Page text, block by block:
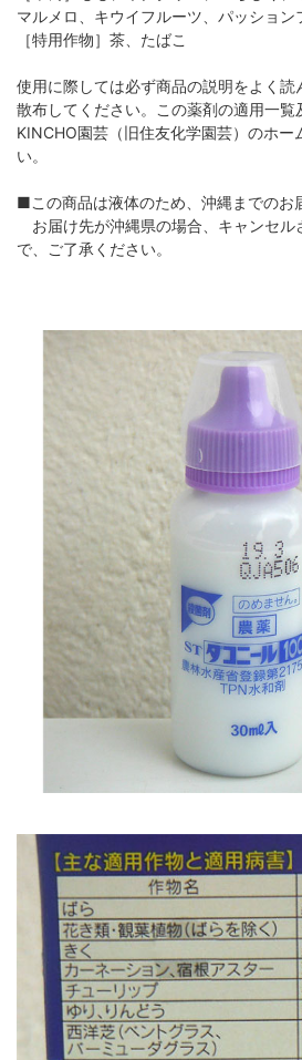
マルメロ、キウイフルーツ、パッション
［特用作物］茶、たばこ
使用に際しては必ず商品の説明をよく読
散布してください。この薬剤の適用一覧
KINCHO園芸（旧住友化学園芸）のホー
い。
■この商品は液体のため、沖縄までのお
お届け先が沖縄県の場合、キャンセル
で、ご了承ください。